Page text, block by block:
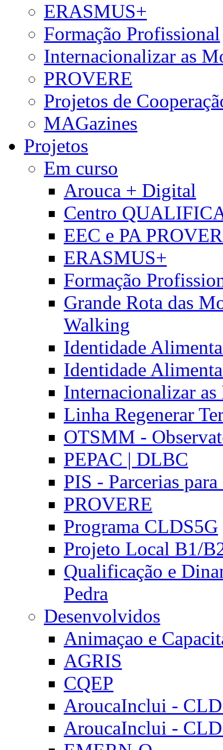
ERASMUS+
Formação Profissional
Internacionalizar as
PROVERE
Projetos de
MAGazines
Projetos
Em curso
Arouca + Digital
Centro
EEC e PA
ERASMUS+
Formação
Grande Rota das
Walking
Identidade
Identidade
Internacionalizar
Linha Regenerar
OTSMM -
PEPAC | DLBC
PIS - Parcerias
PROVERE
Programa CLDS5G
Projeto Local B1/
Qualificação e
Pedra
Desenvolvidos
Animaçao e
AGRIS
CQEP
AroucaInclui -
AroucaInclui -